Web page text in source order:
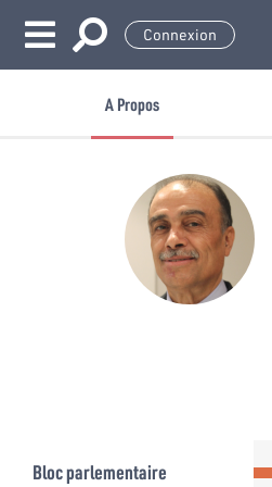
Connexion
A Propos
Bloc parlementaire